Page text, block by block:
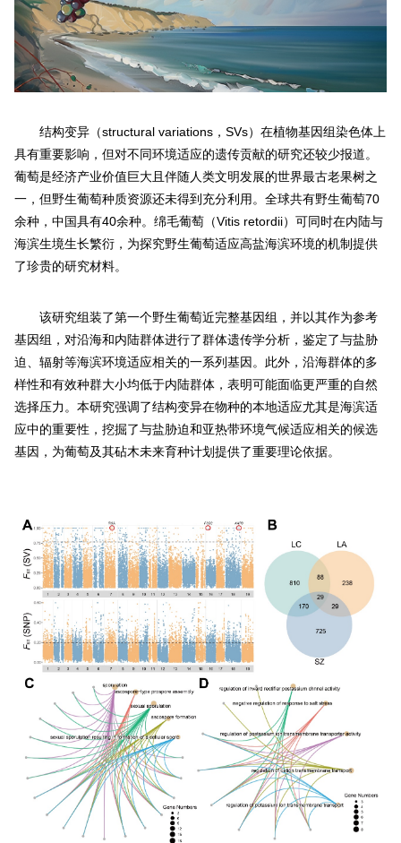
结构变异（structural variations，SVs）在植物基因组染色体上
具有重要影响，但对不同环境适应的遗传贡献的研究还较少报道。
葡萄是经济产业价值巨大且伴随人类文明发展的世界最古老果树之
一，但野生葡萄种质资源还未得到充分利用。全球共有野生葡萄70
余种，中国具有40余种。绵毛葡萄（Vitis retordii）可同时在内陆与
海滨生境生长繁衍，为探究野生葡萄适应高盐海滨环境的机制提供
了珍贵的研究材料。
该研究组装了第一个野生葡萄近完整基因组，并以其作为参考
基因组，对沿海和内陆群体进行了群体遗传学分析，鉴定了与盐胁
迫、辐射等海滨环境适应相关的一系列基因。此外，沿海群体的多
样性和有效种群大小均低于内陆群体，表明可能面临更严重的自然
选择压力。本研究强调了结构变异在物种的本地适应尤其是海滨适
应中的重要性，挖掘了与盐胁迫和亚热带环境气候适应相关的候选
基因，为葡萄及其砧木未来育种计划提供了重要理论依据。